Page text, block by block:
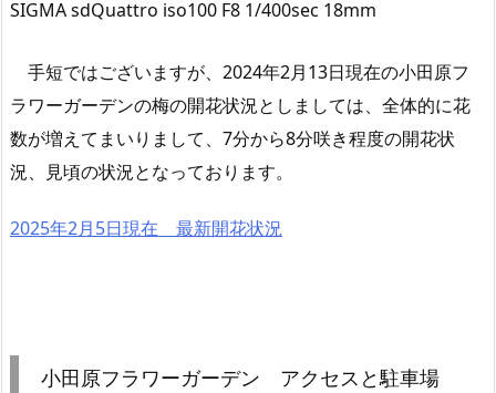
SIGMA sdQuattro iso100 F8 1/400sec 18mm
手短ではございますが、2024年2月13日現在の小田原フ
ラワーガーデンの梅の開花状況としましては、全体的に花
数が増えてまいりまして、7分から8分咲き程度の開花状
況、見頃の状況となっております。
2025年2月5日現在 最新開花状況
小田原フラワーガーデン アクセスと駐車場